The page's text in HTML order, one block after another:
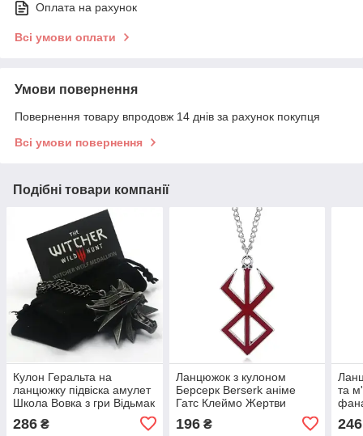
Оплата на рахунок
Всі умови оплати
Умови повернення
Повернення товару впродовж 14 днів за рахунок покупця
Всі умови повернення
Подібні товари компанії
Кулон Геральта на
ланцюжку підвіска амулет
Школа Вовка з гри Відьмак
286 ₴
Ланцюжок з кулоном
Берсерк Berserk аніме
Гатс Клеймо Жертви
біжутерія Fashion Jewerly
196₴
та
246